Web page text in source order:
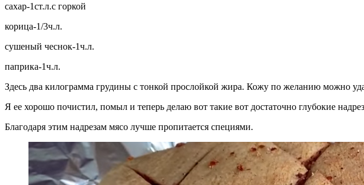
сахар-1ст.л.с горкой
корица-1/3ч.л.
сушеный чеснок-1ч.л.
паприка-1ч.л.
Здесь два килограмма грудины с тонкой прослойкой жира. Кожу по желанию можно
Я ее хорошо почистил, помыл и теперь делаю вот такие вот достаточно глубокие
Благодаря этим надрезам мясо лучше пропитается специями.